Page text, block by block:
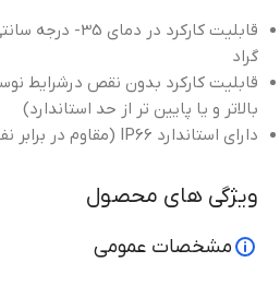
ویژگی های محصول
مشخصات عمومی
گراد
بالاتر و یا پایین تر از حد استاندارد)
دارای استاندارد IP66 (مقاوم در برابر نفوذ آب، گرد و غبار)